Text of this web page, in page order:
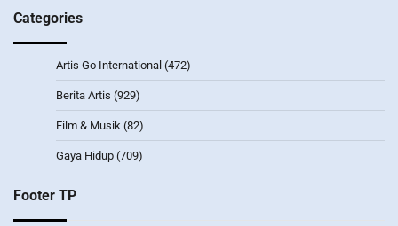
Categories
Artis Go International (472)
Berita Artis (929)
Film & Musik (82)
Gaya Hidup (709)
Footer TP